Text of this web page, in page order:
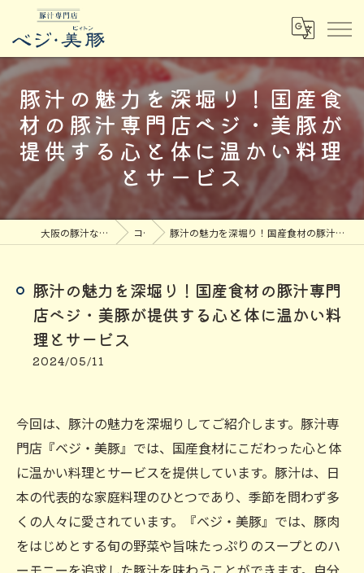
豚汁の魅力を深堀り！国産食
材の豚汁専門店ベジ・美豚が
提供する心と体に温かい料理
とサービス
大阪の豚汁なら豚汁専門店ベジ・美豚 コラム 豚汁の魅力を深堀り！国産食材の豚汁専門店ベジ・美豚が提供する心と体に温かい料理とサービス
豚汁の魅力を深堀り！国産食材の豚汁専門
店ベジ・美豚が提供する心と体に温かい料
理とサービス
2024/05/11
今回は、豚汁の魅力を深堀りしてご紹介します。豚汁専
門店『ベジ・美豚』では、国産食材にこだわった心と体
に温かい料理とサービスを提供しています。豚汁は、日
本の代表的な家庭料理のひとつであり、季節を問わず多
くの人々に愛されています。『ベジ・美豚』では、豚肉
をはじめとする旬の野菜や旨味たっぷりのスープとのハ